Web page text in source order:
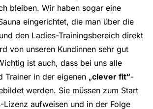
bleiben. Wir haben sogar eine
eingerichtet, die man über die
den Ladies-Trainingsbereich direkt
von unseren Kundinnen sehr gut
ist auch, dass bei uns alle
Trainer in der eigenen „clever fit“-
werden. Sie müssen zum Start
Lizenz aufweisen und in der Folge